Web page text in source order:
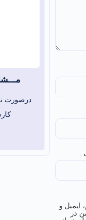
ایمیل و
در
درصورت